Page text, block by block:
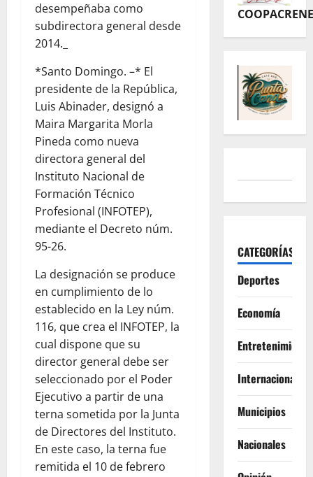
desempeñaba como
subdirectora general desde
2014._
*Santo Domingo. –* El
presidente de la República,
Luis Abinader, designó a
Maira Margarita Morla
Pineda como nueva
directora general del
Instituto Nacional de
Formación Técnico
Profesional (INFOTEP),
mediante el Decreto núm.
95-26.
La designación se produce
en cumplimiento de lo
establecido en la Ley núm.
116, que crea el INFOTEP, la
cual dispone que su
director general debe ser
seleccionado por el Poder
Ejecutivo a partir de una
terna sometida por la Junta
de Directores del Instituto.
En este caso, la terna fue
remitida el 10 de febrero
COOPACRENE
CATEGORÍAS
Deportes
Economía
Entretenimiento
Internacionales
Municipios
Nacionales